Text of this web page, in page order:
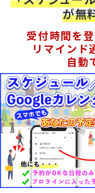
が無
受付時間を
リマインド
自動